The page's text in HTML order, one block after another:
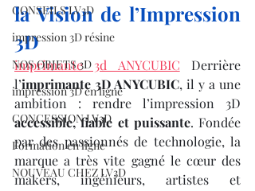
CONSEILS LV3D
impression 3D résine
NOS OBJETS 3D
impression 3D en ligne
CONCESSION LV3D
Formation en ligne
NOUVEAU CHEZ LV3D
la Vision de l’Impression
3D
imprimante 3d ANYCUBIC Derrière
l’imprimante 3D ANYCUBIC, il y a une
accessible, fiable et puissante. Fondée
par des passionnés de technologie, la
marque a très vite gagné le cœur des
makers, ingénieurs, artistes et